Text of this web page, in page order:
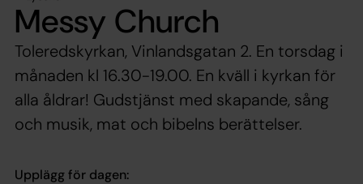
Messy Church
Toleredskyrkan, Vinlandsgatan 2. En torsdag i
månaden kl 16.30-19.00. En kväll i kyrkan för
alla åldrar! Gudstjänst med skapande, sång
och musik, mat och bibelns berättelser.
Upplägg för dagen: